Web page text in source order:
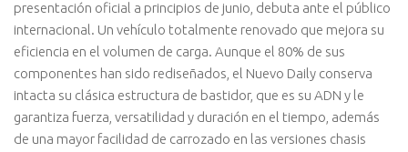
presentación oficial a principios de junio, debuta ante el público
internacional. Un vehículo totalmente renovado que mejora su
eficiencia en el volumen de carga. Aunque el 80% de sus
componentes han sido rediseñados, el Nuevo Daily conserva
intacta su clásica estructura de bastidor, que es su ADN y le
garantiza fuerza, versatilidad y duración en el tiempo, además
de una mayor facilidad de carrozado en las versiones chasis